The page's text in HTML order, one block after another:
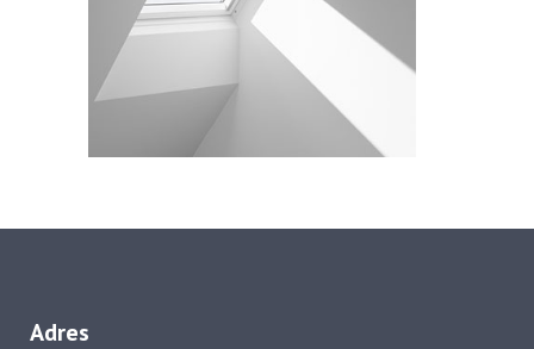
Adres